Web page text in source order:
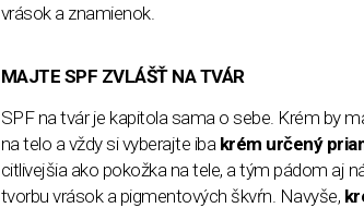
vrások a znamienok.
MAJTE SPF ZVLÁŠŤ NA TVÁR
SPF na tvár je kapitola sama o sebe. Krém by
na telo a vždy si vyberajte iba krém určený
citlivejšia ako pokožka na tele, a tým pádom aj
tvorbu vrások a pigmentových škvŕn. Navyše,